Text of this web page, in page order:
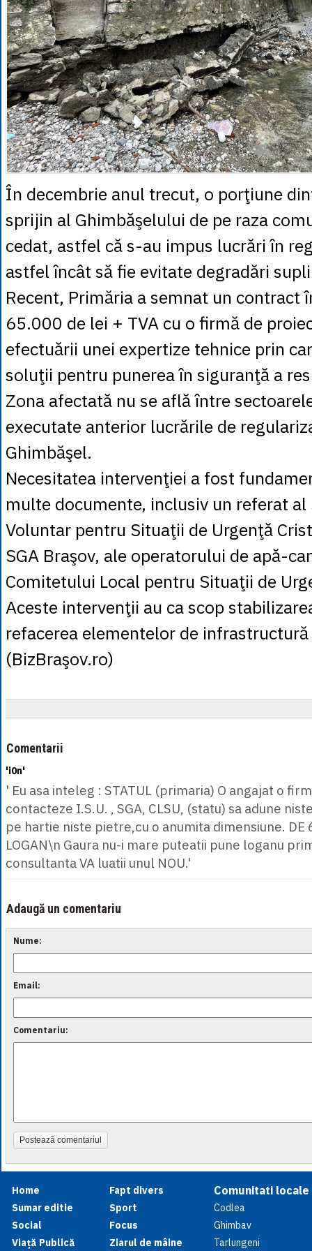
În decembrie anul trecut, o porţiune
sprijin al Ghimbăşelului de pe raza
cedat, astfel că s-au impus lucrări în
astfel încât să fie evitate degradări
Recent, Primăria a semnat un contract
65.000 de lei + TVA cu o firmă de
efectuării unei expertize tehnice prin
soluţii pentru punerea în siguranţă a
Zona afectată nu se află între
executate anterior lucrările de
Ghimbăşel.
Necesitatea intervenţiei a fost
multe documente, inclusiv un referat al
Voluntar pentru Situaţii de Urgenţă
SGA Braşov, ale operatorului de apă-
Comitetului Local pentru Situaţii de
Aceste intervenţii au ca scop
refacerea elementelor de
(BizBraşov.ro)
Comentarii
'i0n'
' Eu asa inteleg : STATUL (primaria) O angajat o
contacteze I.S.U. , SGA, CLSU, (statu) sa adune
pe hartie niste pietre,cu o anumita dimensiune. DE
LOGAN\n Gaura nu-i mare puteatii pune loganu
consultanta VA luatii unul NOU.'
Adaugă un comentariu
Nume:
Email:
Comentariu:
Postează comentariul
Home
Sumar editie
Social
Viață Publică
Fapt divers
Sport
Focus
Ziarul de mâine
Comunitati locale
Codlea
Ghimbav
Tarlungeni